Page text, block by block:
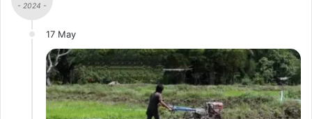
- 2024 -
17 May